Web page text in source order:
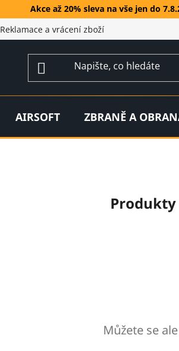
Akce až 20% sleva na vše jen do
Reklamace a vrácení zboží
AIRSOFT ZBRANĚ A
Můžete se